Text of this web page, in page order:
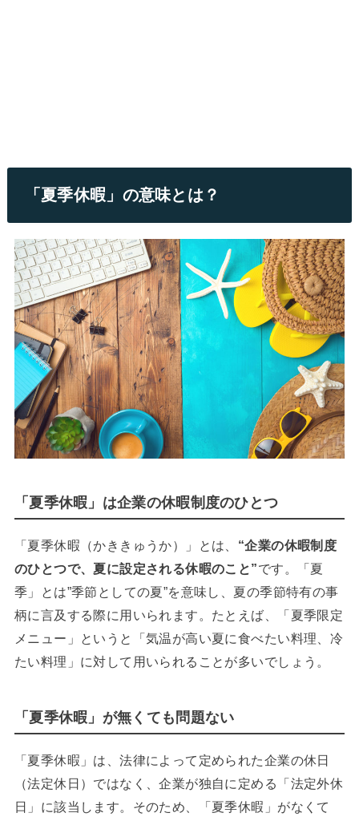
「夏季休暇」の意味とは？
「夏季休暇」は企業の休暇制度のひとつ
「夏季休暇（かききゅうか）」とは、 “企業の休暇制度
のひとつで、夏に設定される休暇のこと”です。「夏
季」とは”季節としての夏”を意味し、夏の季節特有の事
柄に言及する際に用いられます。たとえば、「夏季限定
メニュー」というと「気温が高い夏に食べたい料理、冷
たい料理」に対して用いられることが多いでしょう。
「夏季休暇」が無くても問題ない
「夏季休暇」は、法律によって定められた企業の休日
（法定休日）ではなく、企業が独自に定める「法定外休
日」に該当します。そのため、「夏季休暇」がなくて